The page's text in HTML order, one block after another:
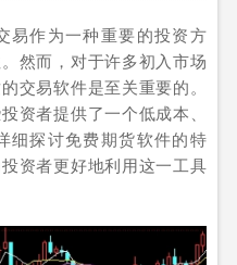
易作为一种重要的投资方
然而，对于许多初入市场
交易软件是至关重要的。
资者提供了一个低成本、
细探讨免费期货软件的特
资者更好地利用这一工具